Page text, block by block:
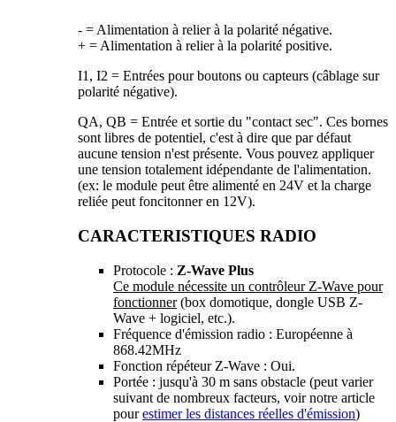
- = Alimentation à relier à la polarité négative.
+ = Alimentation à relier à la polarité positive.
I1, I2 = Entrées pour boutons ou capteurs (câblage sur
polarité négative).
QA, QB = Entrée et sortie du "contact sec". Ces bornes
sont libres de potentiel, c'est à dire que par défaut
aucune tension n'est présente. Vous pouvez appliquer
une tension totalement idépendante de l'alimentation.
(ex: le module peut être alimenté en 24V et la charge
reliée peut foncitonner en 12V).
CARACTERISTIQUES RADIO
Protocole : Z-Wave Plus
Ce module nécessite un contrôleur Z-Wave pour
fonctionner(box domotique, dongle USB Z-
Wave + logiciel, etc.).
Fréquence d'émission radio : Européenne à
868.42MHz
Fonction répéteur Z-Wave : Oui.
Portée : jusqu'à 30 m sans obstacle (peut varier
suivant de nombreux facteurs, voir notre article
pourestimer les distances réelles d'émission)